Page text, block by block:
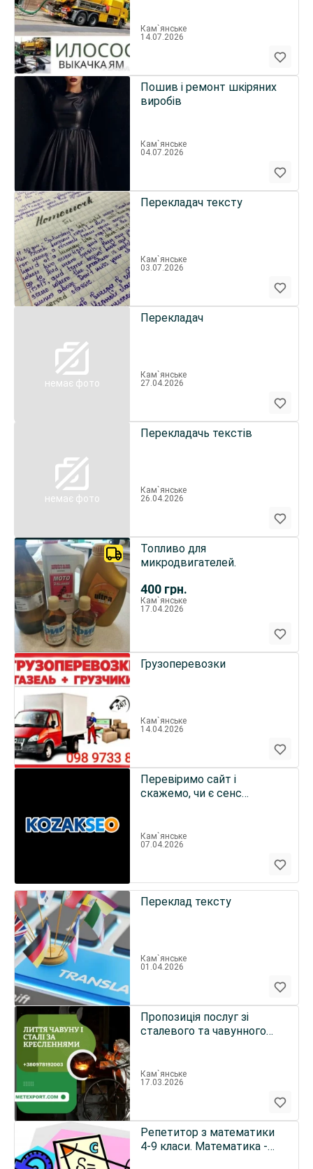
Кам`янське
14.07.2026
Пошив і ремонт шкіряних
виробів
Кам`янське
04.07.2026
Перекладач тексту
Кам`янське
03.07.2026
немає фото
Перекладач
Кам`янське
27.04.2026
немає фото
Перекладачь текстів
Кам`янське
26.04.2026
400 грн.
Топливо для
микродвигателей.
Кам`янське
17.04.2026
Грузоперевозки
Кам`янське
14.04.2026
Перевіримо сайт і
скажемо, чи є сенс
Кам`янське
07.04.2026
Переклад тексту
Кам`янське
01.04.2026
Пропозиція послуг зі
сталевого та чавунного
Кам`янське
17.03.2026
Репетитор з математики
4-9 класи. Математика -